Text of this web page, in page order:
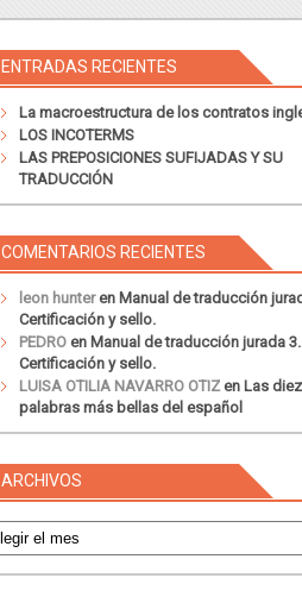
ENTRADAS RECIENTES
La macroestructura de los contratos
LOS INCOTERMS
LAS PREPOSICIONES SUFIJADAS Y SU
TRADUCCIÓN
COMENTARIOS RECIENTES
leon hunteren Manual de traducción
Certificación y sello.
PEDRO en Manual de traducción jurada 3.
Certificación y sello.
LUISA OTILIA NAVARRO OTIZen Las diez
palabras más bellas del español
ARCHIVOS